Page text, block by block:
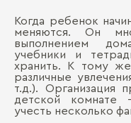
Когда ребенок
меняются. Он
выполнением
учебники и
хранить. К тому
различные
т.д.). Организация
детской комнате
учесть несколько